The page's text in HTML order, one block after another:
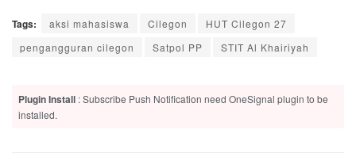
Tags: aksi mahasiswa Cilegon
HUT Cilegon 27
pengangguran cilegon
Satpol PP STIT Al Khairiyah
Plugin Install : Subscribe Push Notification need OneSignal plugin to be
installed.